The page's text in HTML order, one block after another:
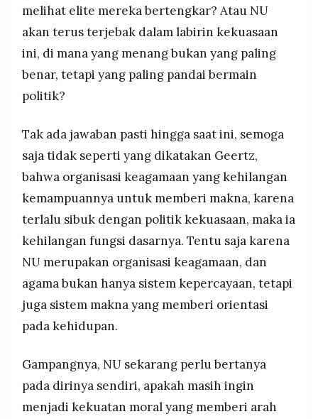
melihat elite mereka bertengkar? Atau NU
akan terus terjebak dalam labirin kekuasaan
ini, di mana yang menang bukan yang paling
benar, tetapi yang paling pandai bermain
politik?
Tak ada jawaban pasti hingga saat ini, semoga
saja tidak seperti yang dikatakan Geertz,
bahwa organisasi keagamaan yang kehilangan
kemampuannya untuk memberi makna, karena
terlalu sibuk dengan politik kekuasaan, maka ia
kehilangan fungsi dasarnya. Tentu saja karena
NU merupakan organisasi keagamaan, dan
agama bukan hanya sistem kepercayaan, tetapi
juga sistem makna yang memberi orientasi
pada kehidupan.
Gampangnya, NU sekarang perlu bertanya
pada dirinya sendiri, apakah masih ingin
menjadi kekuatan moral yang memberi arah